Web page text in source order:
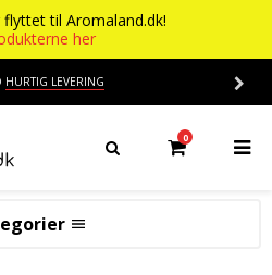
til Aromaland.dk!
her
HURTIG LEVERING
0